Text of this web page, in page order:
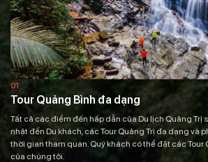
01
Tour Quảng Bình đa dạng
Tất cả các điểm đến hấp dẫn của Du lịch Quảng Trị
nhật đến Du khách, các Tour Quảng Trị đa dạng và
thời gian tham quan. Quý khách có thể đặt các Tour
của chúng tôi.